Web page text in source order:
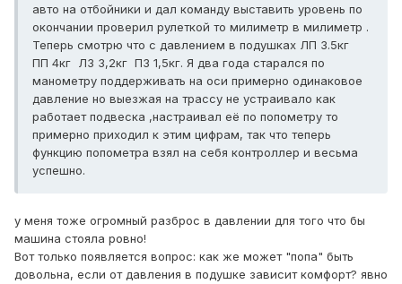
авто на отбойники и дал команду выставить уровень по
окончании проверил рулеткой то милиметр в милиметр .
Теперь смотрю что с давлением в подушках ЛП 3.5кг
ПП 4кг ЛЗ 3,2кг ПЗ 1,5кг. Я два года старался по
манометру поддерживать на оси примерно одинаковое
давление но выезжая на трассу не устраивало как
работает подвеска ,настраивал её по попометру то
примерно приходил к этим цифрам, так что теперь
функцию попометра взял на себя контроллер и весьма
успешно.
у меня тоже огромный разброс в давлении для того что бы
машина стояла ровно!
Вот только появляется вопрос: как же может "попа" быть
довольна, если от давления в подушке зависит комфорт? явно